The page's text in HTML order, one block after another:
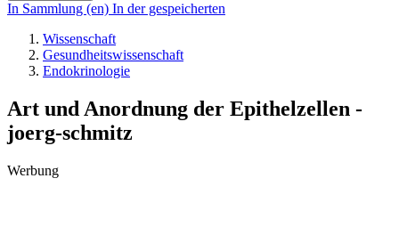
In Sammlung (en) In der gespeicherten
Wissenschaft
Gesundheitswissenschaft
Endokrinologie
Art und Anordnung der Epithelzellen -
joerg-schmitz
Werbung